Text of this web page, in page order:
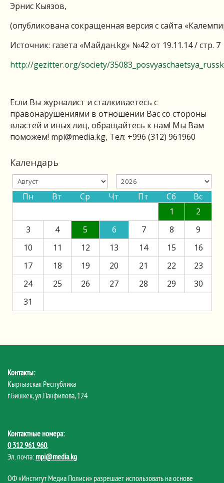
Эрнис Кыязов,
(опубликована сокращенная версия с сайта
Источник: газета «Майдан.kg» №42 от 19.11.14 / стр. 7
http://gezitter.org/society/
Если Вы журналист и сталкиваетесь с
правонарушениями в отношении Вас со стороны
властей и иных лиц, обращайтесь к нам! Мы Вам
поможем! mpi@media.kg, Тел: +996 (312) 961960
Календарь
Пн Вт Ср Чт Пт Сб
Вс
1
2
3
4 5 6 7 8
9
10
11 12 13 14 15
16
17
18 19 20 21 22
23
24
25 26 27 28 29
30
31
Контакты:
Кыргызская Республика
г.Бишкек, ул.Панфилова, 124
Контактные номера:
0 312 961 960,
Эл. почта: mpi@media.kg
ОФ «Институт Медиа Полиси» разрешает использовать на основе